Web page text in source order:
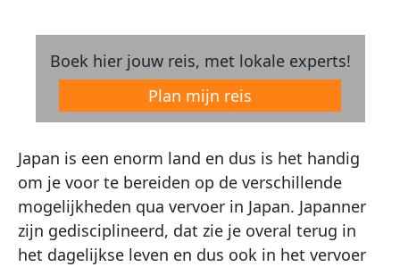
Boek hier jouw reis, met lokale experts!
Plan mijn reis
Japan is een enorm land en dus is het handig
om je voor te bereiden op de verschillende
mogelijkheden qua vervoer in Japan. Japanner
zijn gedisciplineerd, dat zie je overal terug in
het dagelijkse leven en dus ook in het vervoer